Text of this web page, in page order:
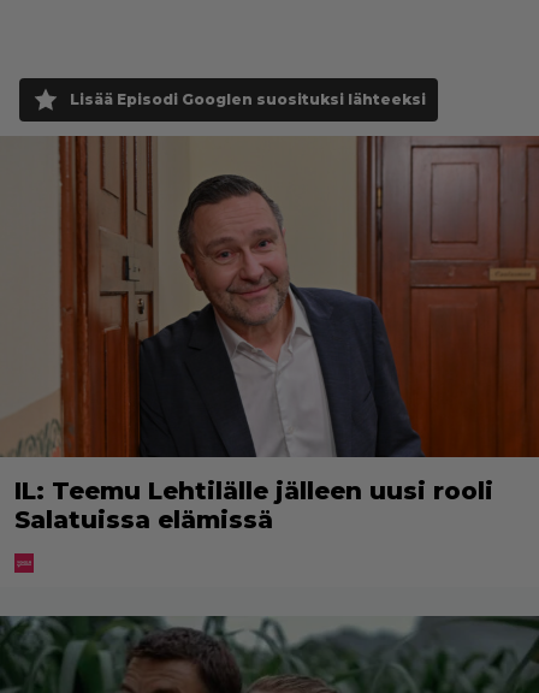
Lisää Episodi Googlen suosituksi lähteeksi
IL: Teemu Lehtilälle jälleen uusi rooli
Salatuissa elämissä